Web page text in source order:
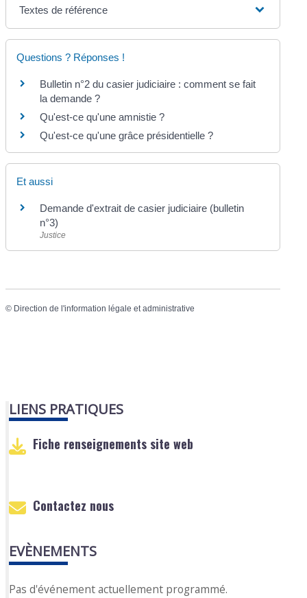
Textes de référence
Questions ? Réponses !
Bulletin n°2 du casier judiciaire : comment se fait
la demande ?
Qu'est-ce qu'une amnistie ?
Qu'est-ce qu'une grâce présidentielle ?
Et aussi
Demande d'extrait de casier judiciaire (bulletin
n°3)
Justice
© Direction de l'information légale et administrative
LIENS PRATIQUES
Fiche renseignements site web
Contactez nous
EVÈNEMENTS
Pas d'événement actuellement programmé.